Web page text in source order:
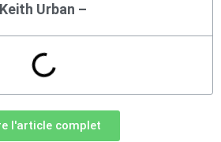
Urban –
l'article complet